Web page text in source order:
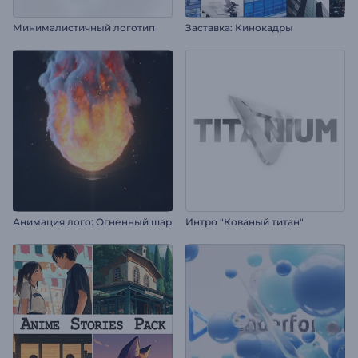
Минималистичный логотип Заставка: Кинокадры
Анимация лого: Огненный шар Интро "Кованый титан"